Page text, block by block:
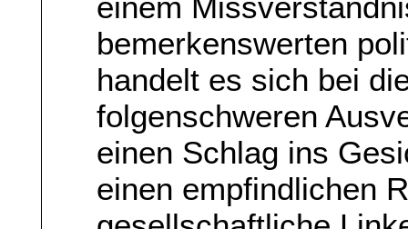
bemerkenswerten
handelt es sich bei
folgenschweren
einen Schlag ins
einen empfindlichen